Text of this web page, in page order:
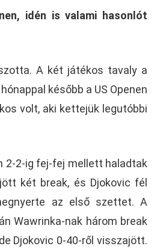
idén is valami hasonlót
A két játékos tavaly a
később a US Openen
volt, aki kettejük legutóbbi
2-2-ig fej-fej mellett haladtak
két break, és Djokovic fél
az első szettet. A
Wawrinka-nak három break
Djokovic 0-40-ről visszajött.